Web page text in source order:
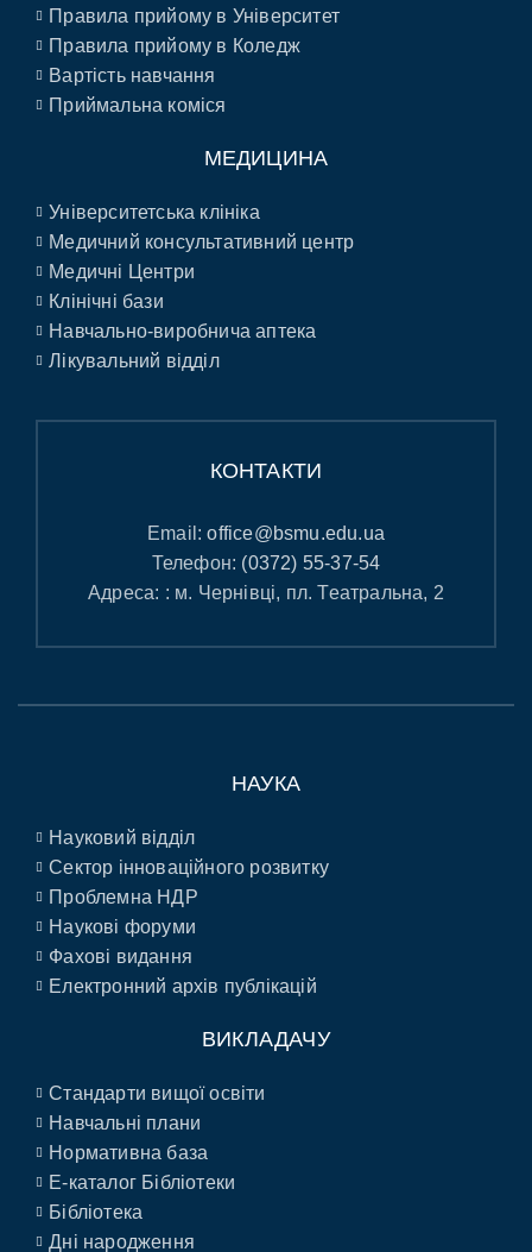
Правила прийому в Університет
Правила прийому в Коледж
Вартість навчання
Приймальна коміся
МЕДИЦИНА
Університетська клініка
Медичний консультативний центр
Медичні Центри
Клінічні бази
Навчально-виробнича аптека
Лікувальний відділ
КОНТАКТИ
Email:office@bsmu.edu.ua
Телефон: (0372) 55-37-54
Адреса: : м. Чернівці, пл. Театральна, 2
НАУКА
Науковий відділ
Сектор інноваційного розвитку
Проблемна НДР
Наукові форуми
Фахові видання
Електронний архів публікацій
ВИКЛАДАЧУ
Стандарти вищої освіти
Навчальні плани
Нормативна база
E-каталог Бібліотеки
Бібліотека
Дні народження